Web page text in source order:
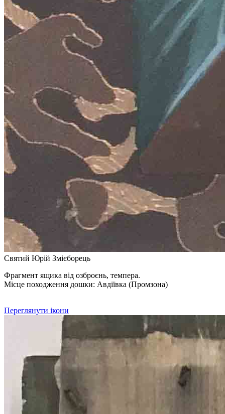
Святий Юрій Змієборець
Фрагмент ящика від озброєнь, темпера.
Місце походження дошки: Авдіївка (Промзона)
Переглянути ікони